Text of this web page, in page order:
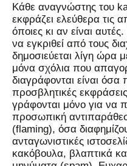
Kάθε αναγνώστης του
εκφράζει ελεύθερα τις
όποιες κι αν είναι
να εγκριθεί από τους
δημοσιεύεται λίγη ώρα
μόνα σχόλια που
διαγράφονται είναι όσα
προσβλητικές
γράφονται μόνο για να
προσωπική
(flaming), όσα
ανταγωνιστικές
κακόβουλα, βλαπτικά